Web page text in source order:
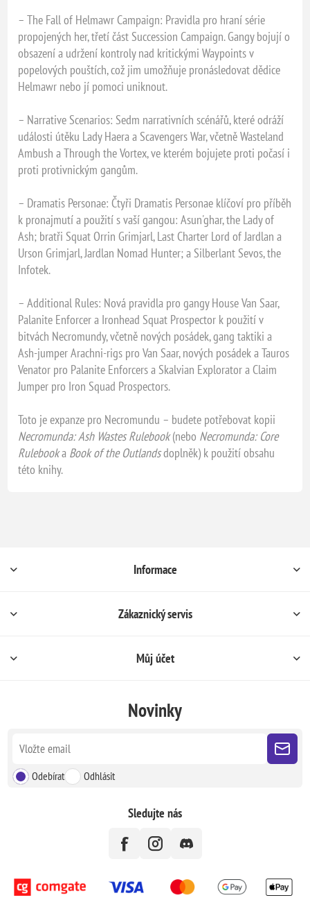
– The Fall of Helmawr Campaign: Pravidla pro hraní série
propojených her, třetí část Succession Campaign. Gangy bojují o
obsazení a udržení kontroly nad kritickými Waypoints v
popelových pouštích, což jim umožňuje pronásledovat dědice
Helmawr nebo jí pomoci uniknout.
– Narrative Scenarios: Sedm narrativních scénářů, které odráží
události útěku Lady Haera a Scavengers War, včetně Wasteland
Ambush a Through the Vortex, ve kterém bojujete proti počasí i
proti protivnickým gangům.
– Dramatis Personae: Čtyři Dramatis Personae klíčoví pro příběh
k pronajmutí a použití s vaší gangou: Asun'ghar, the Lady of
Ash; bratři Squat Orrin Grimjarl, Last Charter Lord of Jardlan a
Urson Grimjarl, Jardlan Nomad Hunter; a Silberlant Sevos, the
Infotek.
– Additional Rules: Nová pravidla pro gangy House Van Saar,
Palanite Enforcer a Ironhead Squat Prospector k použití v
bitvách Necromundy, včetně nových posádek, gang taktiki a
Ash-jumper Arachni-rigs pro Van Saar, nových posádek a Tauros
Venator pro Palanite Enforcers a Skalvian Explorator a Claim
Jumper pro Iron Squad Prospectors.
Toto je expanze pro Necromundu – budete potřebovat kopii
Necromunda: Ash Wastes Rulebook(nebo Necromunda: Core
Rulebooka Book of the Outlandsdoplněk) k použití obsahu
této knihy.
Informace
Zákaznický servis
Můj účet
Novinky
Odebírat Odhlásit
Sledujte nás